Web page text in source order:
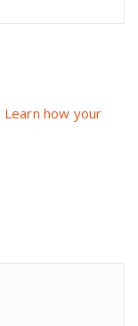
Learn how your